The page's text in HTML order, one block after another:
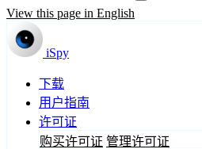
View this page in English
iSpy
下载
用户指南
许可证
购买许可证 管理许可证